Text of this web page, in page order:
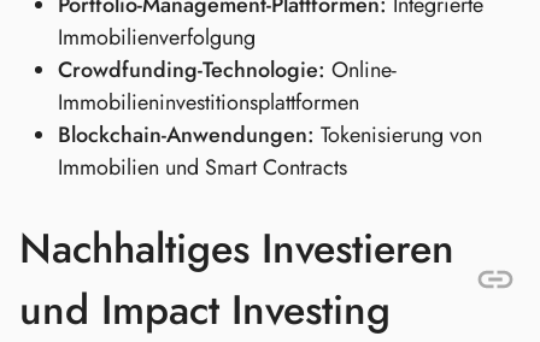
Immobilienverfolgung
Crowdfunding-Technologie: Online-
Immobilieninvestitionsplattformen
Blockchain-Anwendungen: Tokenisierung von
Immobilien und Smart Contracts
Nachhaltiges Investieren
und Impact Investing